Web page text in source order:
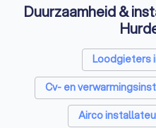
Duurzaamheid &
Loodgieters
Cv- en
Airco